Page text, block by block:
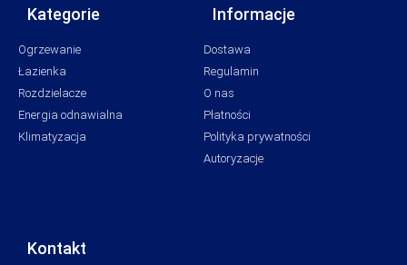
Kategorie
Ogrzewanie
Łazienka
Rozdzielacze
Energia odnawialna
Klimatyzacja
Informacje
Dostawa
Regulamin
O nas
Płatności
Polityka prywatności
Autoryzacje
Kontakt